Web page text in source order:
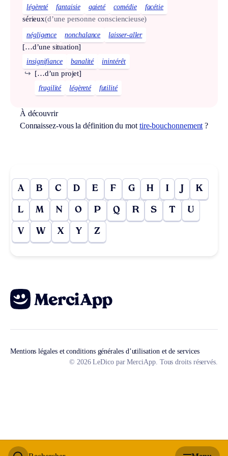
légèreté fantaisie gaieté comédie facétie
sérieux(d’une personne consciencieuse)
négligence nonchalance laisser-aller
[…d’une situation]
insignifiance banalité inintérêt
[…d’un projet]
↪
fragilité légèreté futilité
À découvrir
Connaissez-vous la définition du mot tire-bouchonnement ?
A B C D E F G H I J K
L M N O P Q R S T U
V W X Y Z
Mentions légales et conditions générales d’utilisation et de services
© 2026 LeDico par MerciApp. Tous droits réservés.